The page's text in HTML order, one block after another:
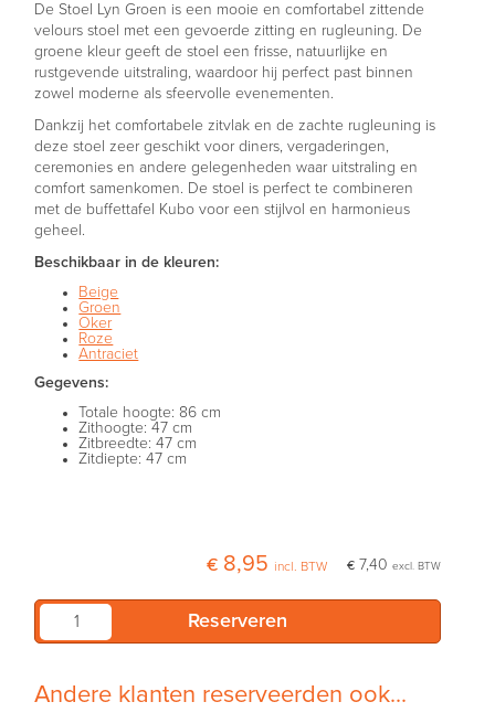
De Stoel Lyn Groen is een mooie en comfortabel zittende
velours stoel met een gevoerde zitting en rugleuning. De
groene kleur geeft de stoel een frisse, natuurlijke en
rustgevende uitstraling, waardoor hij perfect past binnen
zowel moderne als sfeervolle evenementen.
Dankzij het comfortabele zitvlak en de zachte rugleuning is
deze stoel zeer geschikt voor diners, vergaderingen,
ceremonies en andere gelegenheden waar uitstraling en
comfort samenkomen. De stoel is perfect te combineren
met de buffettafel Kubo voor een stijlvol en harmonieus
geheel.
Beschikbaar in de kleuren:
Beige
Groen
Oker
Roze
Antraciet
Gegevens:
Totale hoogte: 86 cm
Zithoogte: 47 cm
Zitbreedte: 47 cm
Zitdiepte: 47 cm
€ 7,40 excl. BTW
€ 8,95 incl. BTW
Andere klanten reserveerden ook...